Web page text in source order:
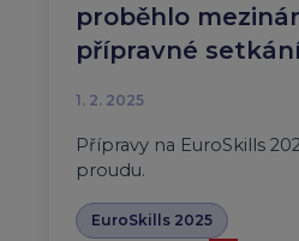
proběhlo
přípravné setkání
1. 2. 2025
Přípravy na EuroSkills
proudu.
EuroSkills 2025